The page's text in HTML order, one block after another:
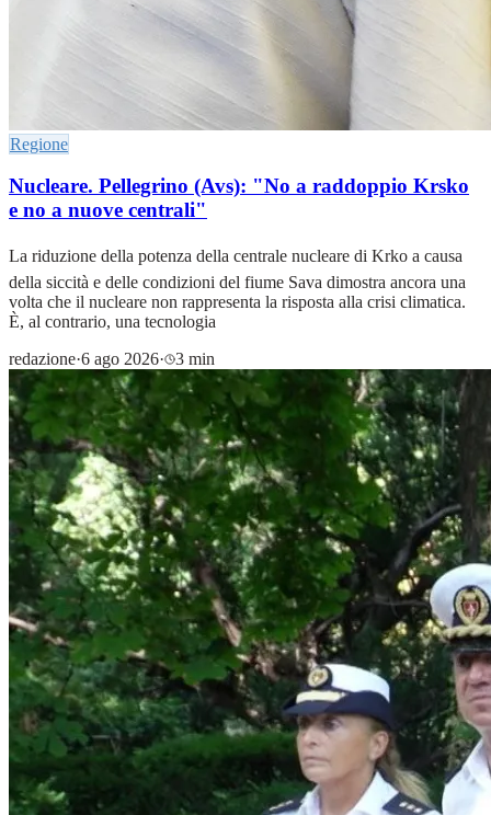
Regione
Nucleare. Pellegrino (Avs): "No a raddoppio Krsko
e no a nuove centrali"
La riduzione della potenza della centrale nucleare di Krko a causa
della siccità e delle condizioni del fiume Sava dimostra ancora una
volta che il nucleare non rappresenta la risposta alla crisi climatica.
È, al contrario, una tecnologia
redazione·6 ago 2026· 3 min